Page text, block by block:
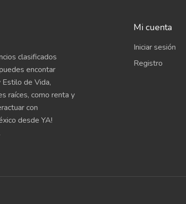
clasificados
encontar
Estilo de Vida,
raíces, como renta y
con
desde YA!
Mi cuenta
Iniciar sesión
Registro